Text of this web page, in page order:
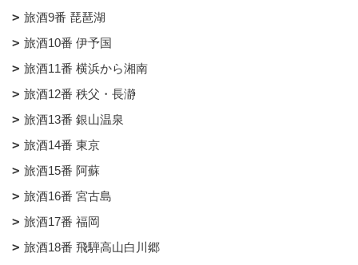
旅酒9番 琵琶湖
旅酒10番 伊予国
旅酒11番 横浜から湘南
旅酒12番 秩父・長瀞
旅酒13番 銀山温泉
旅酒14番 東京
旅酒15番 阿蘇
旅酒16番 宮古島
旅酒17番 福岡
旅酒18番 飛騨高山白川郷